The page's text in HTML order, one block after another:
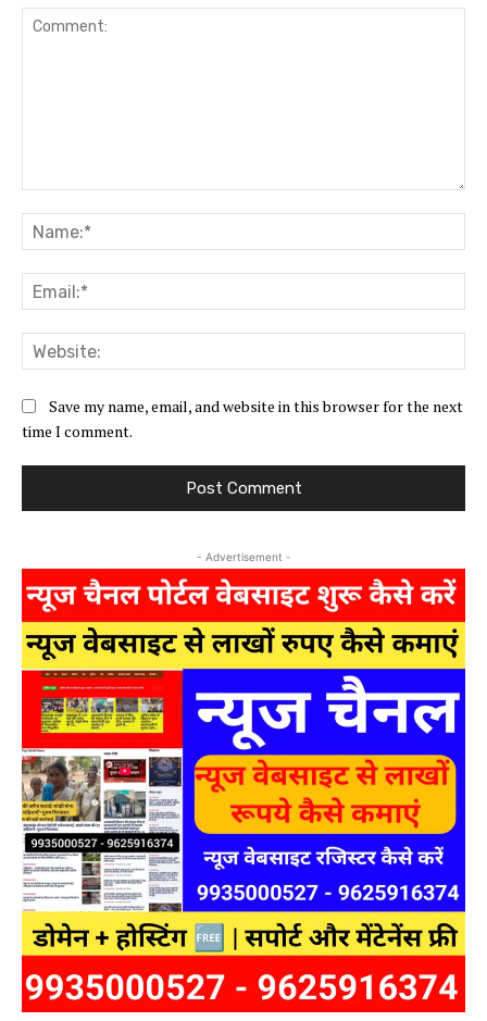
Save my name, email, and website in this browser for the next
time I comment.
- Advertisement -